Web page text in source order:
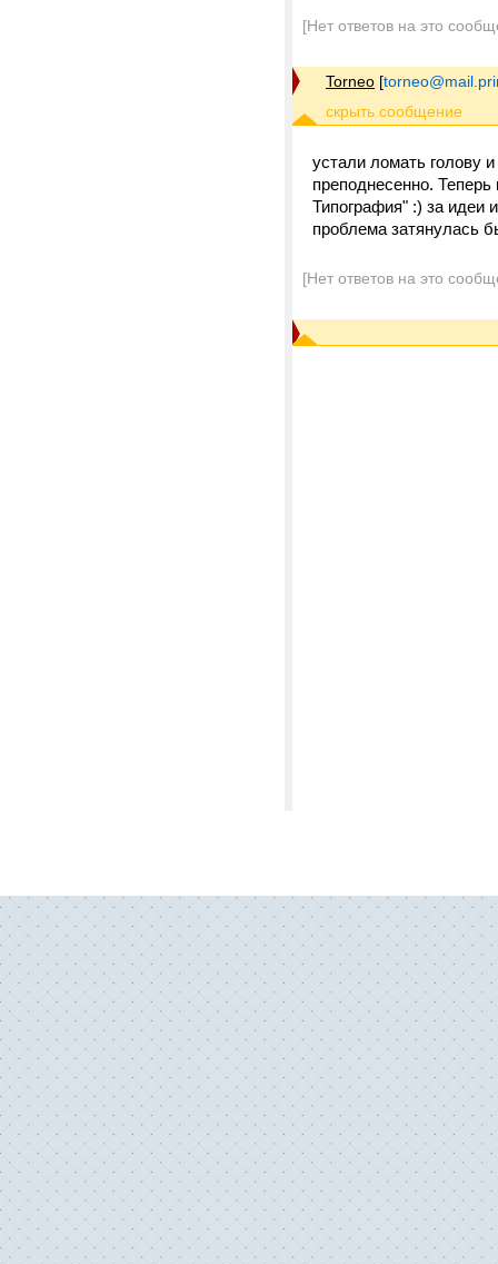
[Нет ответов на это
Torneo [
устали ломать голову
преподнесенно.
Типография" :) за
проблема затянулась
[Нет ответов на это